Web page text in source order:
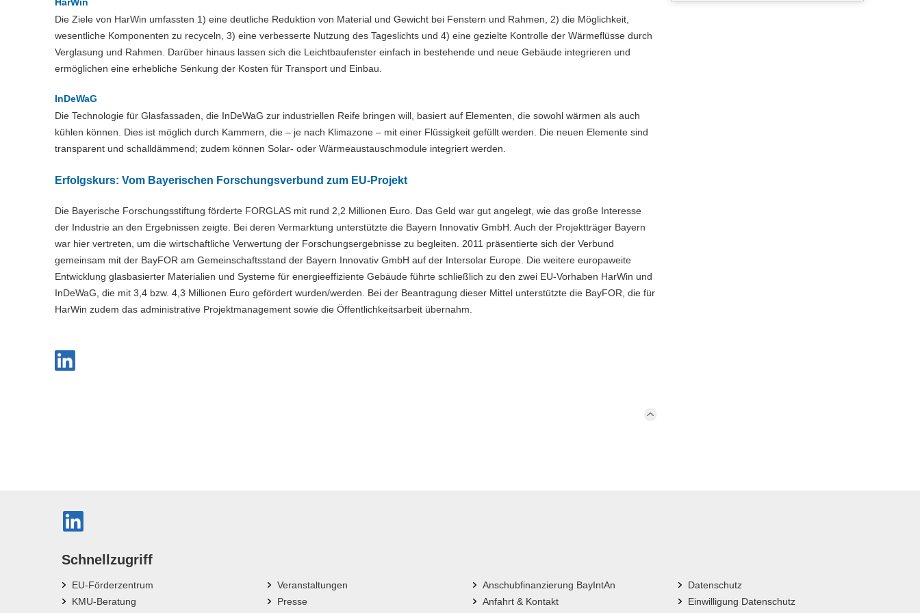
Die Ziele von HarWin umfassten 1) eine deutliche Reduktion von Material und Gewicht bei Fenstern und Rahmen, 2) die Möglichkeit,
wesentliche Komponenten zu recyceln, 3) eine verbesserte Nutzung des Tageslichts und 4) eine gezielte Kontrolle der Wärmeflüsse durch
Verglasung und Rahmen. Darüber hinaus lassen sich die Leichtbaufenster einfach in bestehende und neue Gebäude integrieren und
ermöglichen eine erhebliche Senkung der Kosten für Transport und Einbau.
InDeWaG
Die Technologie für Glasfassaden, die InDeWaG zur industriellen Reife bringen will, basiert auf Elementen, die sowohl wärmen als auch
kühlen können. Dies ist möglich durch Kammern, die – je nach Klimazone – mit einer Flüssigkeit gefüllt werden. Die neuen Elemente sind
transparent und schalldämmend; zudem können Solar- oder Wärmeaustauschmodule integriert werden.
Erfolgskurs: Vom Bayerischen Forschungsverbund zum EU-Projekt
Die Bayerische Forschungsstiftung förderte FORGLAS mit rund 2,2 Millionen Euro. Das Geld war gut angelegt, wie das große Interesse
der Industrie an den Ergebnissen zeigte. Bei deren Vermarktung unterstützte die Bayern Innovativ GmbH. Auch der Projektträger Bayern
war hier vertreten, um die wirtschaftliche Verwertung der Forschungsergebnisse zu begleiten. 2011 präsentierte sich der Verbund
gemeinsam mit der BayFOR am Gemeinschaftsstand der Bayern Innovativ GmbH auf der Intersolar Europe. Die weitere europaweite
Entwicklung glasbasierter Materialien und Systeme für energieeffiziente Gebäude führte schließlich zu den zwei EU-Vorhaben HarWin und
InDeWaG, die mit 3,4 bzw. 4,3 Millionen Euro gefördert wurden/werden. Bei der Beantragung dieser Mittel unterstützte die BayFOR, die für
HarWin zudem das administrative Projektmanagement sowie die Öffentlichkeitsarbeit übernahm.
Schnellzugriff
EU-Förderzentrum
KMU-Beratung
Veranstaltungen
Presse
Anschubfinanzierung BayIntAn
Anfahrt & Kontakt
Datenschutz
Einwilligung Datenschutz